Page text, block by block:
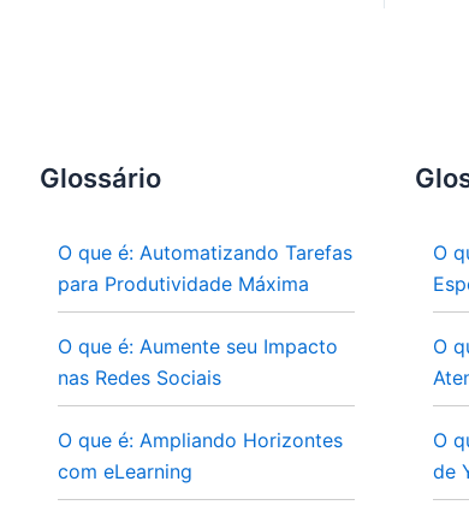
Glossário
O que é: Automatizando Tarefas
para Produtividade Máxima
O que é: Aumente seu Impacto
nas Redes Sociais
O que é: Ampliando Horizontes
com eLearning
O
O
O
de